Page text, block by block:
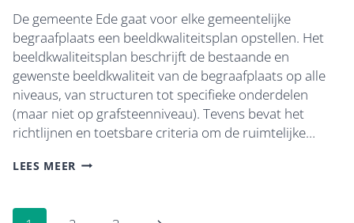
De gemeente Ede gaat voor elke gemeentelijke
begraafplaats een beeldkwaliteitsplan opstellen. Het
beeldkwaliteitsplan beschrijft de bestaande en
gewenste beeldkwaliteit van de begraafplaats op alle
niveaus, van structuren tot specifieke onderdelen
(maar niet op grafsteenniveau). Tevens bevat het
richtlijnen en toetsbare criteria om de ruimtelijke…
LEES MEER BEGRAAFPLAATS